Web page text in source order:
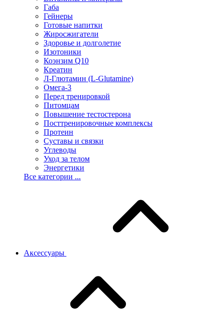
Габа
Гейнеры
Готовые напитки
Жиросжигатели
Здоровье и долголетие
Изотоники
Коэнзим Q10
Креатин
Л-Глютамин (L-Glutamine)
Омега-3
Перед тренировкой
Питомцам
Повышение тестостерона
Посттренировочные комплексы
Протеин
Суставы и связки
Углеводы
Уход за телом
Энергетики
Все категории ...
Аксессуары